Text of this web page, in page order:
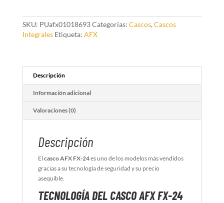
cantidad
SKU: PUafx01018693Categorías: Cascos, Cascos
Integrales Etiqueta: AFX
Descripción
Información adicional
Valoraciones (0)
Descripción
El casco AFX FX-24es uno de los modelos más vendidos
gracias a su tecnología de seguridad y su precio
asequible.
TECNOLOGÍA DEL CASCO AFX FX-24